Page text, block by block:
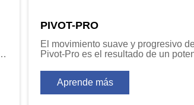
PIVOT-PRO
El movimiento suave y progresivo
Pivot-Pro es el resultado de un
integrado en el brazo de la bisagra.
Aprende más